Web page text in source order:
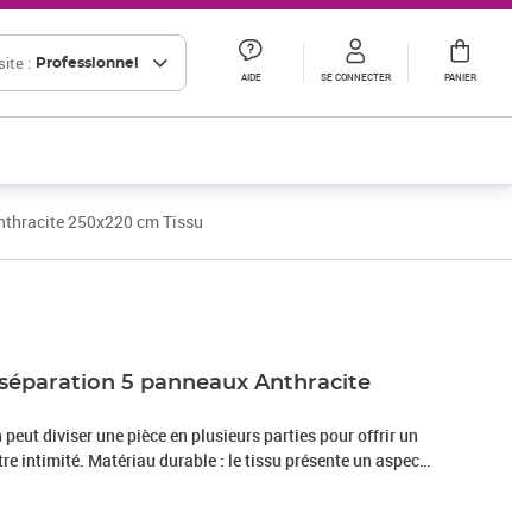
: Professionnel
AIDE SE CONNECTER PANIER
250x220 cm Tissu
5 panneaux Anthracite
diviser une pièce en plusieurs parties pour offrir un
intimité. Matériau durable : le tissu présente un aspect
et durable.Fonction polyvalente : vous pouvez non